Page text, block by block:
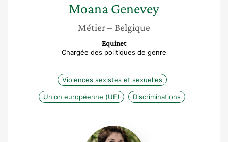
MoanaGenevey
Métier– Belgique
Equinet
Chargée des politiques de genre
Violences sexistes et sexuelles
Union européenne (UE) Discriminations
Laetitia